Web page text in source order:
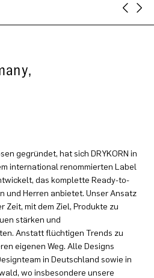
gegründet, hat sich DRYKORN in
international renommierten Label
das komplette Ready-to-
und Herren anbietet. Unser Ansatz
Zeit, mit dem Ziel, Produkte zu
stärken und
Anstatt flüchtigen Trends zu
eigenen Weg. Alle Designs
in Deutschland sowie in
wo insbesondere unsere